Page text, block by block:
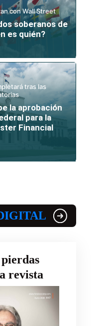
con Wall Street
soberanos de
es quién?
tras las
la aprobación
para la
Financial
revista